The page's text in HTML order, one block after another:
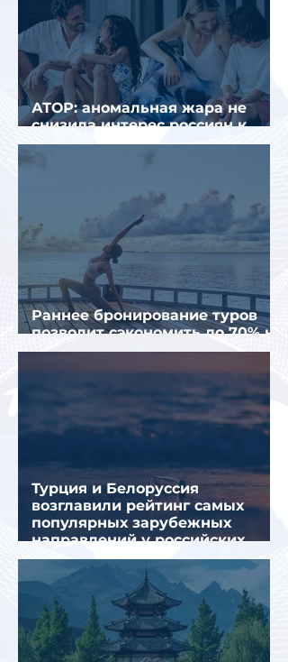
АТОР: аномальная жара не
снизила интерес россиян к
летнему отдыху в Европе
Раннее бронирование туров
позволит сэкономить до 70% на
летнем отдыхе — АТОР
Турция и Белоруссия
возглавили рейтинг самых
популярных зарубежных
направлений у российских
туристов летом